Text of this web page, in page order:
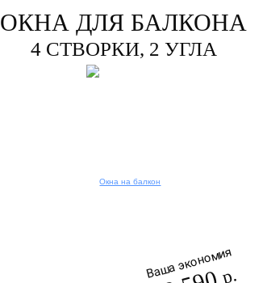
ОКНА ДЛЯ БАЛКОНА
4 СТВОРКИ, 2 УГЛА
Ваша экономия
р.